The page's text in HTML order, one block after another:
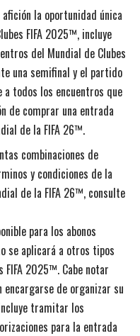
la oportunidad única
FIFA 2025™, incluye
del Mundial de Clubes
una semifinal y el partido
todos los encuentros que
de comprar una entrada
de la FIFA 26™.
combinaciones de
y condiciones de la
de la FIFA 26™, consulte
para los abonos
se aplicará a otros tipos
FIFA 2025™. Cabe notar
encargarse de organizar su
tramitar los
para la entrada